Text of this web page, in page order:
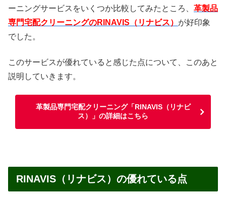
ーニングサービスをいくつか比較してみたところ、 革製品
専門宅配クリーニングのRINAVIS（リナビス） が好印象
でした。
このサービスが優れていると感じた点について、このあと
説明していきます。
革製品専門宅配クリーニング「RINAVIS（リナビ
ス）」の詳細はこちら
RINAVIS（リナビス）の優れている点